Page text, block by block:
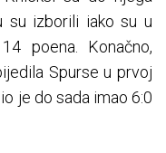
su izborili iako su u
poena. Konačno,
Spurse u prvoj
je do sada imao 6:0